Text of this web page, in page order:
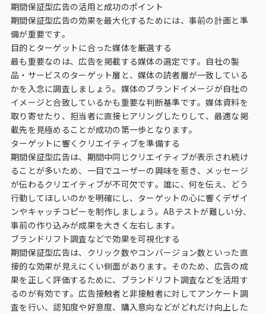
期間保証型広告の活用と成功のポイント
期間保証型広告の効果を最大化するためには、事前の計画と準
備が重要です。
目的とターゲットに合った媒体を厳選する
最も重要なのは、広告を掲載する媒体の選定です。自社の製
品・サービスのターゲット層と、媒体の読者層が一致している
かを入念に調査しましょう。媒体のブランドイメージが自社の
イメージと合致しているかも重要な判断基準です。媒体資料を
取り寄せたり、担当者に直接ヒアリングしたりして、最適な掲
載先を見極めることが成功の第一歩となります。
ターゲットに響くクリエイティブを準備する
期間保証型広告は、期間中同じクリエイティブが表示され続け
ることが多いため、一目でユーザーの興味を惹き、メッセージ
が伝わるクリエイティブが不可欠です。誰に、何を伝え、どう
行動してほしいのかを明確にし、ターゲットの心に響くデザイ
ンやキャッチコピーを制作しましょう。ABテストが難しい分、
事前の作り込みが成果を大きく左右します。
ブランドリフト調査などで効果を可視化する
期間保証型広告は、クリック数やコンバージョン数といった直
接的な効果が見えにくい側面があります。そのため、広告の成
果を正しく評価するために、ブランドリフト調査などを活用す
るのが有効です。広告接触者と非接触者に対してアンケート調
査を行い、認知度や好意度、購入意向などがどれだけ向上した